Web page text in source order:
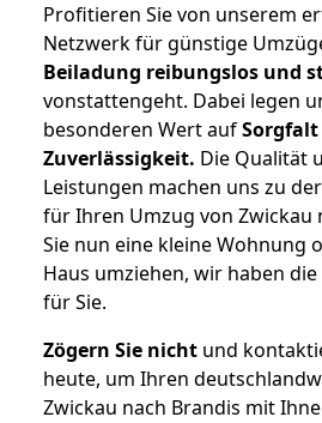
Profitieren Sie von unserem
Netzwerk für günstige
Beiladung reibungslos und
vonstattengeht. Dabei legen
besonderen Wert auf
Zuverlässigkeit. Die Qualität
Leistungen machen uns zu
für Ihren Umzug von Zwickau
Sie nun eine kleine Wohnung
Haus umziehen, wir haben
für Sie.
Zögern Sie nicht und
heute, um Ihren
Zwickau nach Brandis mit